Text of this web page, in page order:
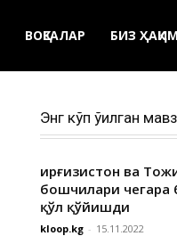
ВОҚЕАЛАР БИЗ
Энг кўп ўқилган
Қирғизистон ва
бошчилари чегара
қўл қўйишди
kloop.kg - 15.11.2022